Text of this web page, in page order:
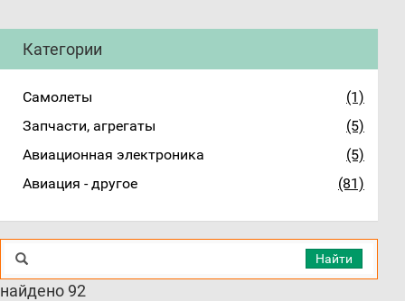
Категории
Самолеты
(1)
Запчасти, агрегаты
(5)
Авиационная электроника
(5)
Авиация - другое
(81)
Найти
найдено 92